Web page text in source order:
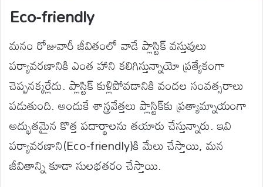
Eco-friendly
మనం రోజువారీ జీవితంలో వాడే ప్లాస్టిక్ వస్తువులు
పర్యావరణానికి ఎంత హాని కలిగిస్తున్నాయో ప్రత్యేకంగా
చెప్పనక్కర్లేదు. ప్లాస్టిక్ కుళ్లిపోవడానికి వందల సంవత్సరాలు
పడుతుంది. అందుకే శాస్త్రవేత్తలు ప్లాస్టిక్‌కు ప్రత్యామ్నాయంగా
అద్భుతమైన కొత్త పదార్థాలను తయారు చేస్తున్నారు. ఇవి
పర్యావరణాని(Eco-friendly)కి మేలు చేస్తాయి, మన
జీవితాన్ని కూడా సులభతరం చేస్తాయి.